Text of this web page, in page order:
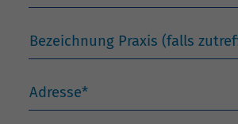
Bezeichnung Praxis (falls
Adresse*